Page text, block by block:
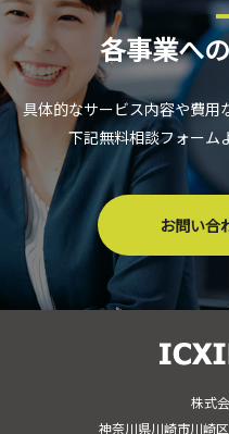
各事業へ
具体的なサービス内容や費用
下記無料相談フォーム
お問い合
株式
神奈川県川崎市川崎